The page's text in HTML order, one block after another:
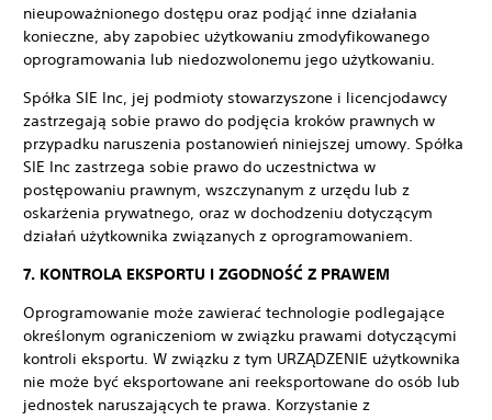
nieupoważnionego dostępu oraz podjąć inne działania
konieczne, aby zapobiec użytkowaniu zmodyfikowanego
oprogramowania lub niedozwolonemu jego użytkowaniu.
Spółka SIE Inc, jej podmioty stowarzyszone i licencjodawcy
zastrzegają sobie prawo do podjęcia kroków prawnych w
przypadku naruszenia postanowień niniejszej umowy. Spółka
SIE Inc zastrzega sobie prawo do uczestnictwa w
postępowaniu prawnym, wszczynanym z urzędu lub z
oskarżenia prywatnego, oraz w dochodzeniu dotyczącym
działań użytkownika związanych z oprogramowaniem.
7. KONTROLA EKSPORTU I ZGODNOŚĆ Z PRAWEM
Oprogramowanie może zawierać technologie podlegające
określonym ograniczeniom w związku prawami dotyczącymi
kontroli eksportu. W związku z tym URZĄDZENIE użytkownika
nie może być eksportowane ani reeksportowane do osób lub
jednostek naruszających te prawa. Korzystanie z